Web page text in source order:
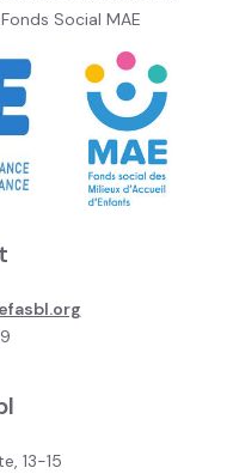
Social MAE
13-15